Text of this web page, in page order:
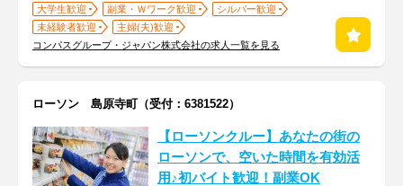
大学生歓迎 副業・Ｗワーク歓迎
シルバー歓迎
未経験者歓迎
主婦(夫)歓迎
コンパスグループ・ジャパン株式会社の求人一覧を見る
ローソン 島原寺町（受付：6381522）
【ローソンクルー】あなたの街の
ローソンで、空いた時間を有効活
用♪初バイト歓迎！副業OK